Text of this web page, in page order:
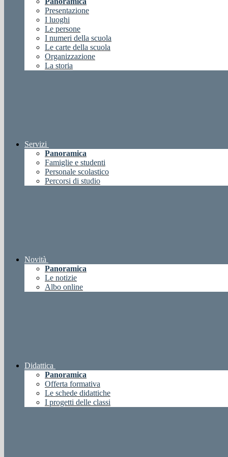
Presentazione
I luoghi
Le persone
I numeri della scuola
Le carte della scuola
Organizzazione
La storia
Servizi
Panoramica
Famiglie e studenti
Personale scolastico
Percorsi di studio
Novità
Panoramica
Le notizie
Albo online
Didattica
Panoramica
Offerta formativa
Le schede didattiche
I progetti delle classi